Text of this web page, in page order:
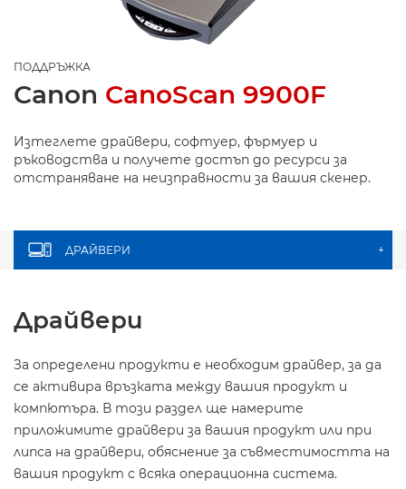
ПОДДРЪЖКА
Canon CanoScan 9900F
Изтеглете драйвери, софтуер, фърмуер и
ръководства и получете достъп до ресурси за
отстраняване на неизправности за вашия скенер.
ДРАЙВЕРИ +
Драйвери
За определени продукти е необходим драйвер, за да
се активира връзката между вашия продукт и
компютъра. В този раздел ще намерите
приложимите драйвери за вашия продукт или при
липса на драйвери, обяснение за съвместимостта на
вашия продукт с всяка операционна система.